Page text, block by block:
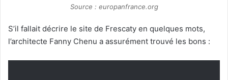
Source : europanfrance.org
S’il fallait décrire le site de Frescaty en quelques mots,
l’architecte Fanny Chenu a assurément trouvé les bons :